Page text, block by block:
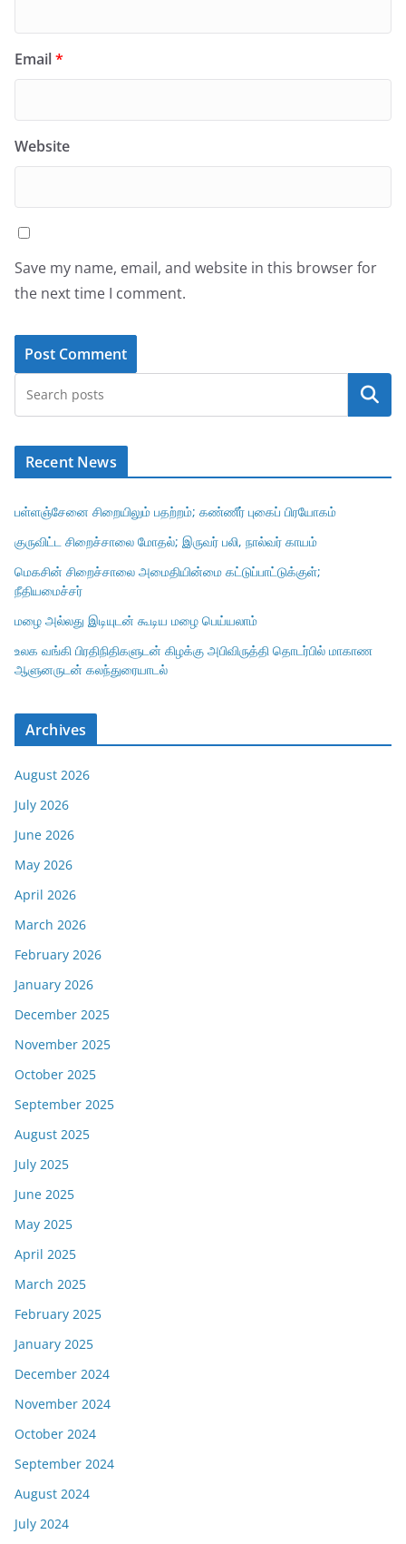
Email*
Website
Save my name, email, and website in this browser for
the next time I comment.
Search
Recent News
பள்ளஞ்சேனை சிறையிலும் பதற்றம்; கண்ணீர் புகைப் பிரயோகம்
குருவிட்ட சிறைச்சாலை மோதல்; இருவர் பலி, நால்வர் காயம்
மெகசின் சிறைச்சாலை அமைதியின்மை கட்டுப்பாட்டுக்குள்;
நீதியமைச்சர்
மழை அல்லது இடியுடன் கூடிய மழை பெய்யலாம்
உலக வங்கி பிரதிநிதிகளுடன் கிழக்கு அபிவிருத்தி தொடர்பில் மாகாண
ஆளுனருடன் கலந்துரையாடல்
Archives
August 2026
July 2026
June 2026
May 2026
April 2026
March 2026
February 2026
January 2026
December 2025
November 2025
October 2025
September 2025
August 2025
July 2025
June 2025
May 2025
April 2025
March 2025
February 2025
January 2025
December 2024
November 2024
October 2024
September 2024
August 2024
July 2024